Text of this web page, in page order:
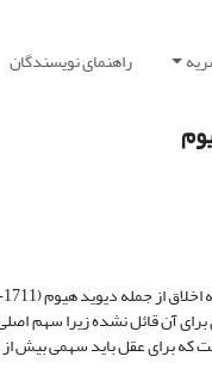
راهنمای نویسندگان
آن قائل نشده زیرا سهم اصلی
که برای عقل باید سهمی بیش